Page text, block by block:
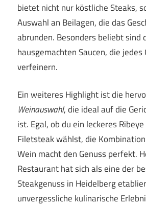
bietet nicht nur köstliche Steaks,
Auswahl an Beilagen, die das
abrunden. Besonders beliebt sind
hausgemachten Saucen, die jedes
verfeinern.
Ein weiteres Highlight ist die
Weinauswahl, die ideal auf die
ist. Egal, ob du ein leckeres
Filetsteak wählst, die
Wein macht den Genuss perfekt.
Restaurant hat sich als eine der
Steakgenuss in Heidelberg
unvergessliche kulinarische